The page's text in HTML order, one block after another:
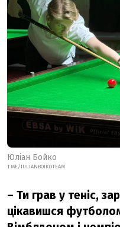
Юліан Бойко
T.ME/IULIANBOIKOTEAM
– Ти грав у теніс,
цікавишся